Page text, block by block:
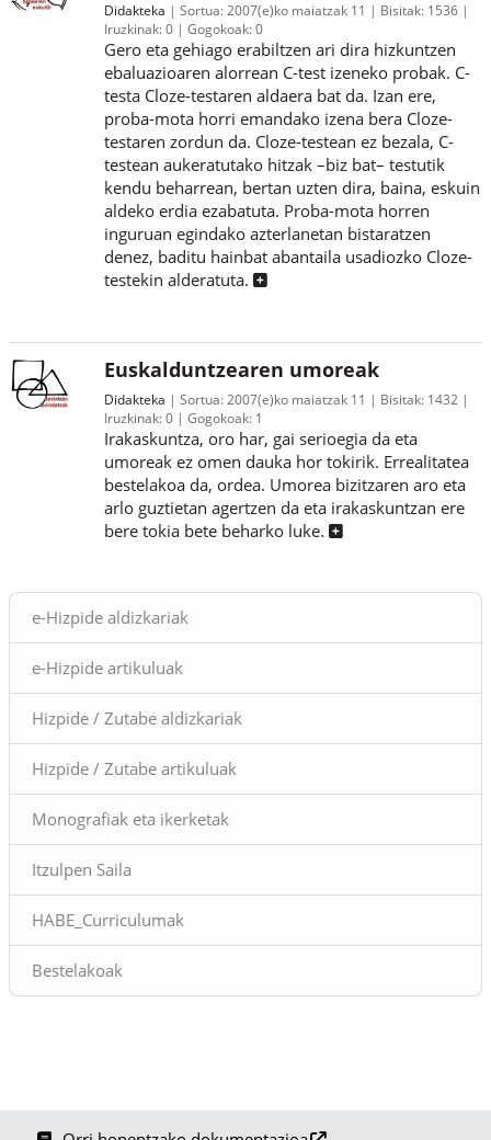
Blokeak
e-Hizpide aldizkariak
e-Hizpide artikuluak
Hizpide / Zutabe aldizkariak
Hizpide / Zutabe artikuluak
Monografiak eta ikerketak
Itzulpen Saila
HABE_Curriculumak
Bestelakoak
Didakteka Sortua: 2007(e)ko maiatzak 11 Bisitak: 1536
Iruzkinak:0 Gogokoak:0
Gero eta gehiago erabiltzen ari dira hizkuntzen
ebaluazioaren alorrean C-test izeneko probak. C-
testa Cloze-testaren aldaera bat da. Izan ere,
proba-mota horri emandako izena bera Cloze-
testaren zordun da. Cloze-testean ez bezala, C-
testean aukeratutako hitzak –biz bat– testutik
kendu beharrean, bertan uzten dira, baina, eskuin
aldeko erdia ezabatuta. Proba-mota horren
inguruan egindako azterlanetan bistaratzen
denez, baditu hainbat abantaila usadiozko Cloze-
testekin alderatuta.
Euskalduntzearen umoreak
Didakteka Sortua: 2007(e)ko maiatzak 11 Bisitak: 1432
Iruzkinak:0 Gogokoak: 1
Irakaskuntza, oro har, gai serioegia da eta
umoreak ez omen dauka hor tokirik. Errealitatea
bestelakoa da, ordea. Umorea bizitzaren aro eta
arlo guztietan agertzen da eta irakaskuntzan ere
bere tokia bete beharko luke.